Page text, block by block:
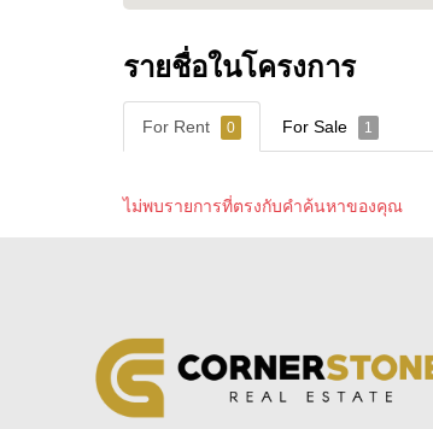
• เดินทางสะดวกไปพัทยาและจอมเ
• ใกล้สนามบินอู่ตะเภา และกรุงเทพฯ
https://cornerstone.co.th/th/na-
https://cornerstone.co.th/th/how-
• ทางลงชายหาด
• พื้นที่สวน
• ระบบรักษาความปลอดภัย
รายชื่อในโครงการ
For Rent 0 For Sale 1
ไม่พบรายการที่ตรงกับคำค้นหาของคุณ